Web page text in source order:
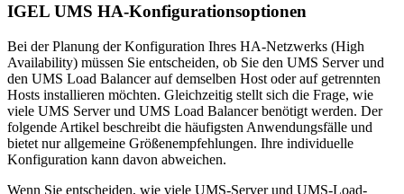
IGEL UMS HA-Konfigurationsoptionen
Bei der Planung der Konfiguration Ihres HA-Netzwerks (High
Availability) müssen Sie entscheiden, ob Sie den UMS Server und
den UMS Load Balancer auf demselben Host oder auf getrennten
Hosts installieren möchten. Gleichzeitig stellt sich die Frage, wie
viele UMS Server und UMS Load Balancer benötigt werden. Der
folgende Artikel beschreibt die häufigsten Anwendungsfälle und
bietet nur allgemeine Größenempfehlungen. Ihre individuelle
Konfiguration kann davon abweichen.
Wenn Sie entscheiden, wie viele UMS-Server und UMS-Load-